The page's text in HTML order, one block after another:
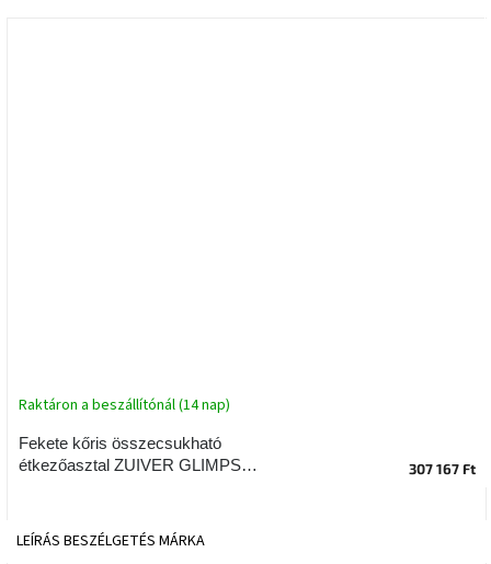
Belső
tavaszi
színekben
asztalon
Fekete kőris összecsukható
étkezőasztal ZUIVER GLIMPS
Raktáron a beszállítónál (14 nap)
307 167 Ft
LEÍRÁS BESZÉLGETÉS MÁRKA